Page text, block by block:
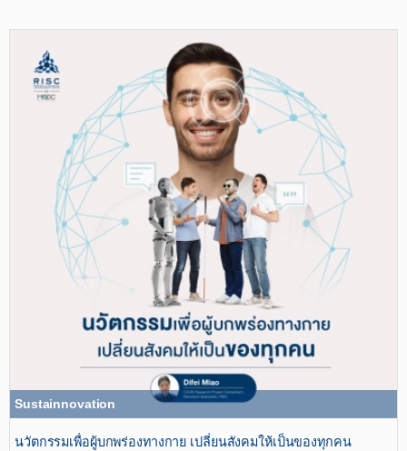
Sustainnovation
นวัตกรรมเพื่อผู้บกพร่องทางกาย เปลี่ยนสังคมให้เป็นของทุกคน